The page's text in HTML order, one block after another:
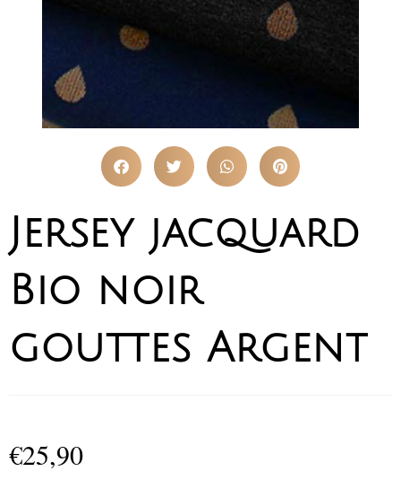
Jersey jacquard
Bio noir
gouttes Argent
€25,90